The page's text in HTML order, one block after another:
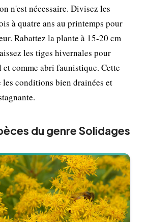
n'est nécessaire. Divisez les
à quatre ans au printemps pour
Rabattez la plante à 15-20 cm
les tiges hivernales pour
comme abri faunistique. Cette
conditions bien drainées et
du genre Solidages